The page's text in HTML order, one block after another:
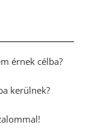
érnek célba?
kerülnek?